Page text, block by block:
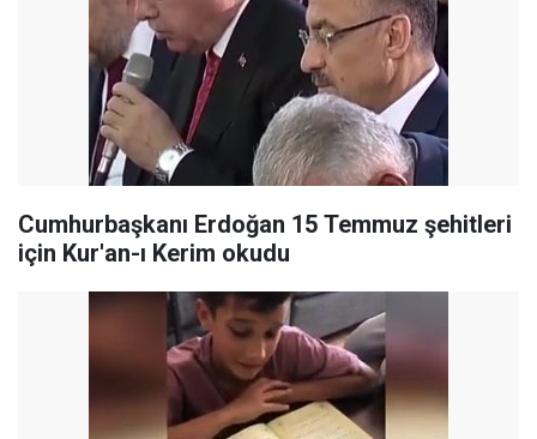
Cumhurbaşkanı Erdoğan 15 Temmuz şehitleri
için Kur'an-ı Kerim okudu